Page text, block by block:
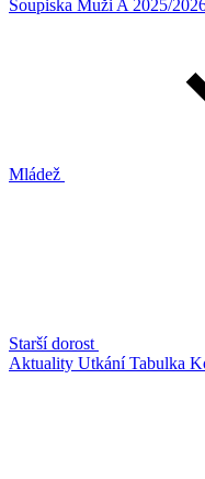
Soupiska Muži A 2025/
Mládež
Starší dorost
Aktuality UtkáníTabulka